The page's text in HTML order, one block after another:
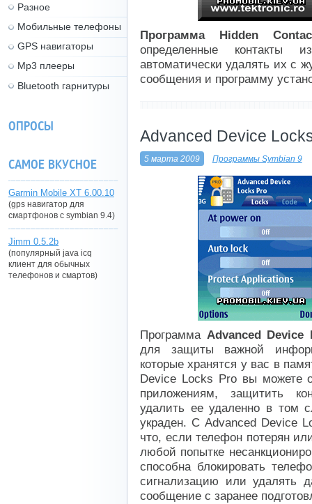
Программа Hidden
определенные контакты
автоматически удалять их с
сообщения и программу
Advanced Device
5 марта 2009 Программы Symbian 9
Программа Advanced Device
для защиты важной
которые хранятся у вас в
Device Locks Pro вы можете
приложениям, защитить
удалить ее удаленно в том
украден. С Advanced Device
что, если телефон потерян
любой попытке
способна блокировать
сигнализацию или удалять
сообщение с заранее
Разное
Мобильные телефоны
GPS навигаторы
Mp3 плееры
Bluetooth гарнитуры
ОПРОСЫ
САМОЕ ВКУСНОЕ
Garmin Mobile XT 6.00.10
(gps навигатор для
смартфонов с symbian 9.4)
Jimm 0.5.2b
(популярный java icq
клиент для обычных
телефонов и смартов)